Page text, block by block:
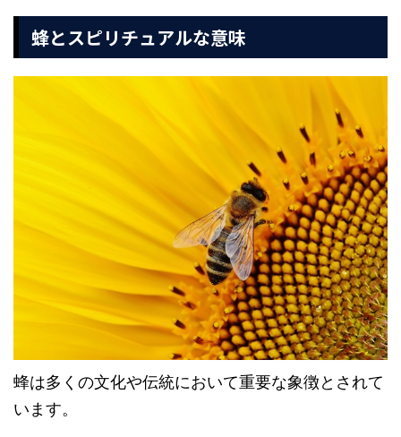
蜂とスピリチュアルな意味
蜂は多くの文化や伝統において重要な象徴とされて
います。